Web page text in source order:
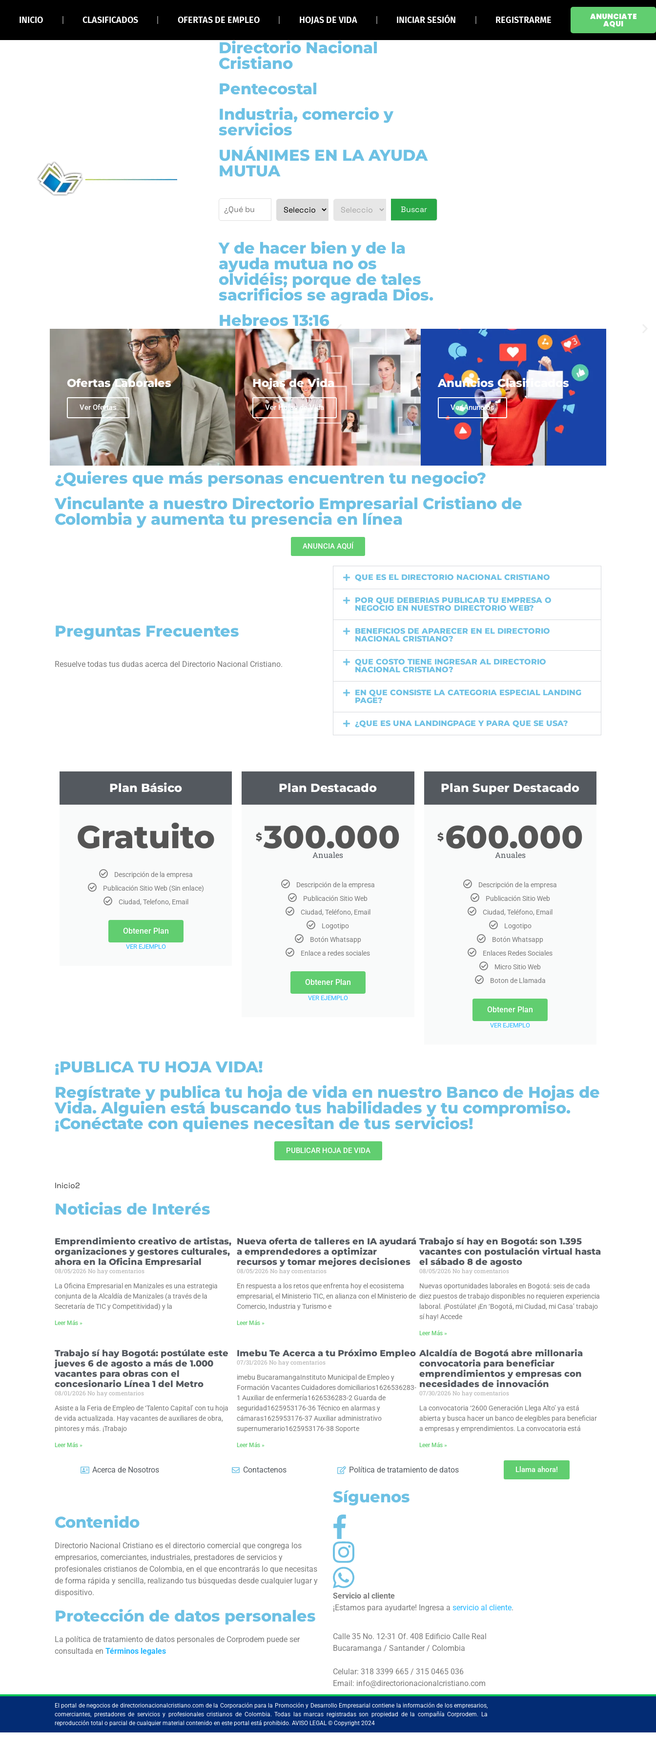
INICIO CLASIFICADOS OFERTAS DE EMPLEO HOJAS DE VIDA INICIAR SESIÓN REGISTRARME ANUNCIATE
AQUI
Directorio Nacional
Cristiano
Pentecostal
Industria, comercio y
servicios
UNÁNIMES EN LA AYUDA
MUTUA
Buscar
Y de hacer bien y de la
ayuda mutua no os
olvidéis; porque de tales
sacrificios se agrada Dios.
Hebreos 13:16
Ofertas Laborales
Ver Ofertas
Hojas de Vida
Ver Hojas de Vida
Anuncios Clasificados
Ver Anuncios
¿Quieres que más personas encuentren tu negocio?
Vinculante a nuestro Directorio Empresarial Cristiano de
Colombia y aumenta tu presencia en línea
ANUNCIA AQUÍ
Preguntas Frecuentes
Resuelve todas tus dudas acerca del Directorio Nacional Cristiano.
QUE ES EL DIRECTORIO NACIONAL CRISTIANO
POR QUE DEBERIAS PUBLICAR TU EMPRESA O
NEGOCIO EN NUESTRO DIRECTORIO WEB?
BENEFICIOS DE APARECER EN EL DIRECTORIO
NACIONAL CRISTIANO?
QUE COSTO TIENE INGRESAR AL DIRECTORIO
NACIONAL CRISTIANO?
EN QUE CONSISTE LA CATEGORIA ESPECIAL LANDING
PAGE?
¿QUE ES UNA LANDINGPAGE Y PARA QUE SE USA?
Plan Básico
Gratuito
Descripción de la empresa
Publicación Sitio Web (Sin enlace)
Ciudad, Telefono, Email
Obtener Plan
VER EJEMPLO
Plan Destacado
$300.000
Anuales
Descripción de la empresa
Publicación Sitio Web
Ciudad, Teléfono, Email
Logotipo
Botón Whatsapp
Enlace a redes sociales
Obtener Plan
VER EJEMPLO
Plan Super Destacado
$ 600.000
Anuales
Descripción de la empresa
Publicación Sitio Web
Ciudad, Teléfono, Email
Logotipo
Botón Whatsapp
Enlaces Redes Sociales
Micro Sitio Web
Boton de Llamada
Obtener Plan
VER EJEMPLO
¡PUBLICA TU HOJA VIDA!
Regístrate y publica tu hoja de vida en nuestro Banco de Hojas de
Vida. Alguien está buscando tus habilidades y tu compromiso.
¡Conéctate con quienes necesitan de tus servicios!
PUBLICAR HOJA DE VIDA
Inicio2
Noticias de Interés
Emprendimiento creativo de artistas,
organizaciones y gestores culturales,
ahora en la Oficina Empresarial
08/05/2026 No hay comentarios
La Oficina Empresarial en Manizales es una estrategia
conjunta de la Alcaldía de Manizales (a través de la
Secretaría de TIC y Competitividad) y la
Leer Más »
Nueva oferta de talleres en IA ayudará
a emprendedores a optimizar
recursos y tomar mejores decisiones
08/05/2026 No hay comentarios
En respuesta a los retos que enfrenta hoy el ecosistema
empresarial, el Ministerio TIC, en alianza con el Ministerio de
Comercio, Industria y Turismo e
Leer Más »
Trabajo sí hay en Bogotá: son 1.395
vacantes con postulación virtual hasta
el sábado 8 de agosto
08/05/2026 No hay comentarios
Nuevas oportunidades laborales en Bogotá: seis de cada
diez puestos de trabajo disponibles no requieren experiencia
laboral. ¡Postúlate! ¡En ‘Bogotá, mi Ciudad, mi Casa’ trabajo
sí hay! Accede
Leer Más »
Trabajo sí hay Bogotá: postúlate este
jueves 6 de agosto a más de 1.000
vacantes para obras con el
concesionario Línea 1 del Metro
08/01/2026 No hay comentarios
Asiste a la Feria de Empleo de ‘Talento Capital’ con tu hoja
de vida actualizada. Hay vacantes de auxiliares de obra,
pintores y más. ¡Trabajo
Leer Más »
Imebu Te Acerca a tu Próximo Empleo
07/31/2026 No hay comentarios
imebu BucaramangaInstituto Municipal de Empleo y
Formación Vacantes Cuidadores domiciliarios1626536283-
1 Auxiliar de enfermería1626536283-2 Guarda de
seguridad1625953176-36 Técnico en alarmas y
cámaras1625953176-37 Auxiliar administrativo
supernumerario1625953176-38 Soporte
Leer Más »
Alcaldía de Bogotá abre millonaria
convocatoria para beneficiar
emprendimientos y empresas con
necesidades de innovación
07/30/2026 No hay comentarios
La convocatoria ‘2600 Generación Llega Alto’ ya está
abierta y busca hacer un banco de elegibles para beneficiar
a empresas y emprendimientos. La convocatoria está
Leer Más »
Acerca de Nosotros Contactenos Política de tratamiento de datos Llama ahora!
Contenido
Directorio Nacional Cristiano es el directorio comercial que congrega los
empresarios, comerciantes, industriales, prestadores de servicios y
profesionales cristianos de Colombia, en el que encontrarás lo que necesitas
de forma rápida y sencilla, realizando tus búsquedas desde cualquier lugar y
dispositivo.
Protección de datos personales
La política de tratamiento de datos personales de Corprodem puede ser
consultada en Términos legales
Síguenos
Servicio al cliente
¡Estamos para ayudarte! Ingresa a servicio al cliente.
Calle 35 No. 12-31 Of. 408 Edificio Calle Real
Bucaramanga / Santander / Colombia
Celular: 318 3399 665 / 315 0465 036
Email: info@directorionacionalcristiano.com
El portal de negocios de directorionacionalcristiano.com de la Corporación para la Promoción y Desarrollo Empresarial contiene la información de los empresarios,
comerciantes, prestadores de servicios y profesionales cristianos de Colombia. Todas las marcas registradas son propiedad de la compañía Corprodem. La
reproducción total o parcial de cualquier material contenido en este portal está prohibido. AVISO LEGAL © Copyright 2024